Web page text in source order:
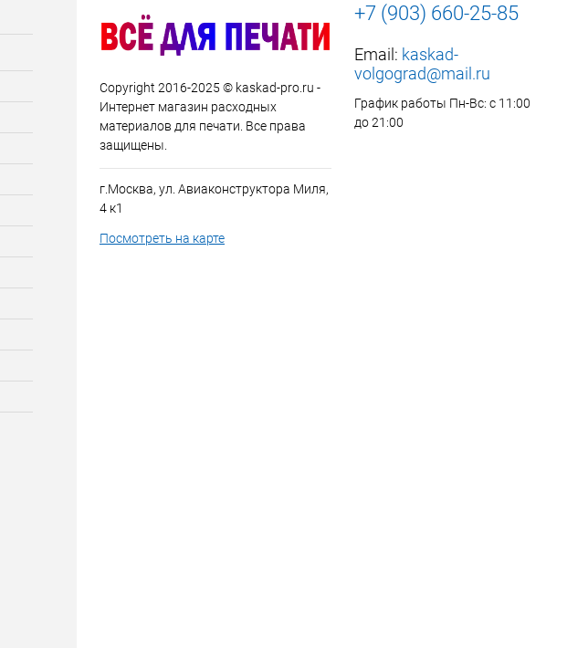
Copyright 2016-2025 © kaskad-pro.ru -
Интернет магазин расходных
материалов для печати. Все права
защищены.
г.Москва, ул. Авиаконструктора Миля,
4 к1
Посмотреть на карте
+7 (903) 660-25-85
Email: kaskad-
volgograd@mail.ru
График работы Пн-Вс: с 11:00
до 21:00